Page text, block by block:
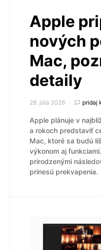
Apple
nových
Mac,
detaily
28. júla 2026 pridaj
Apple plánuje v
a rokoch predstaviť
Mac, ktoré sa budú
výkonom aj
prirodzenými
prinesú prekvapenia.